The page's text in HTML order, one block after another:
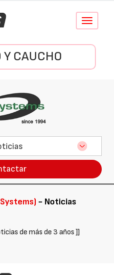
Conmutar
Y CAUCHO
- Noticias
de más de 3 años ]]